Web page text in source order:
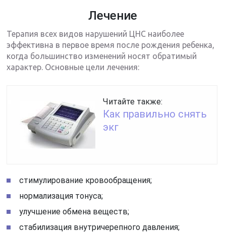
Лечение
Терапия всех видов нарушений ЦНС наиболее
эффективна в первое время после рождения ребенка,
когда большинство изменений носят обратимый
характер. Основные цели лечения:
Читайте также:
Как правильно снять
экг
стимулирование кровообращения;
нормализация тонуса;
улучшение обмена веществ;
стабилизация внутричерепного давления;